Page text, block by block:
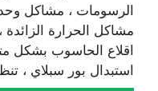
الرسومات ، مشاكل
مشاكل الحرارة
اقلاع الحاسوب بشكل
استبدال بور سبلاي ،